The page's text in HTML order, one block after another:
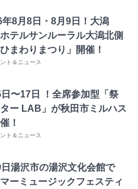
年8月8日・8月9日！大潟
テルサンルーラル大潟北側
まわりまつり」開催！
ト＆ニュース
〜17日 ！全席参加型「祭
ー LAB」が秋田市ミルハス
！
ト＆ニュース
湯沢市の湯沢文化会館で
マーミュージックフェスティ